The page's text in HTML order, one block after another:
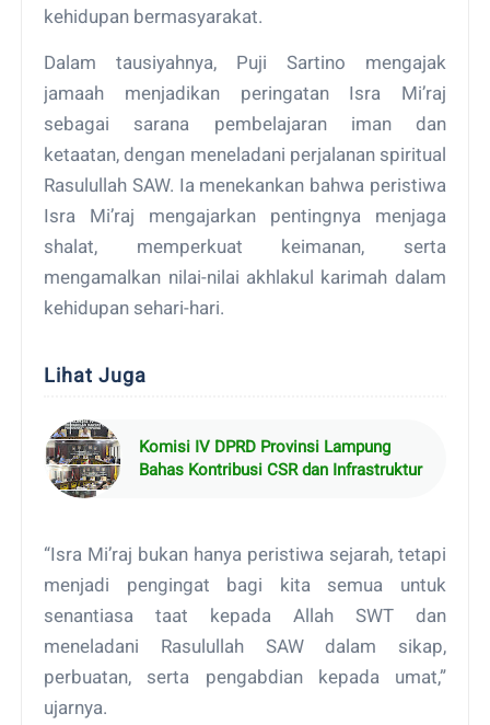
kehidupan bermasyarakat.
Dalam tausiyahnya, Puji Sartino mengajak
jamaah menjadikan peringatan Isra Mi’raj
sebagai sarana pembelajaran iman dan
ketaatan, dengan meneladani perjalanan spiritual
Rasulullah SAW. Ia menekankan bahwa peristiwa
Isra Mi’raj mengajarkan pentingnya menjaga
shalat, memperkuat keimanan, serta
mengamalkan nilai-nilai akhlakul karimah dalam
kehidupan sehari-hari.
Lihat Juga
Komisi IV DPRD Provinsi Lampung
Bahas Kontribusi CSR dan Infrastruktur
“Isra Mi’raj bukan hanya peristiwa sejarah, tetapi
menjadi pengingat bagi kita semua untuk
senantiasa taat kepada Allah SWT dan
meneladani Rasulullah SAW dalam sikap,
perbuatan, serta pengabdian kepada umat,”
ujarnya.